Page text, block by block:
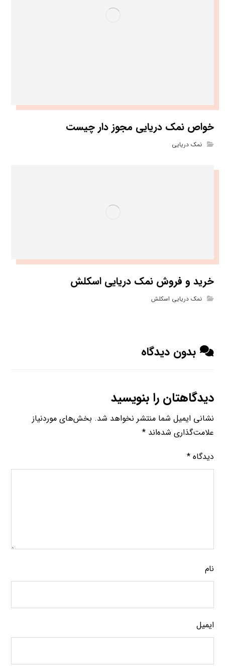
خواص نمک دریایی مجوز دار چیست
نمک دریایی
خرید و فروش نمک دریایی اسکلش
نمک دریایی اسکلش
بدون دیدگاه
دیدگاهتان را بنویسید
نشانی ایمیل شما منتشر نخواهد شد. بخش‌های موردنیاز
علامت‌گذاری شده‌اند*
دیدگاه*
نام
ایمیل